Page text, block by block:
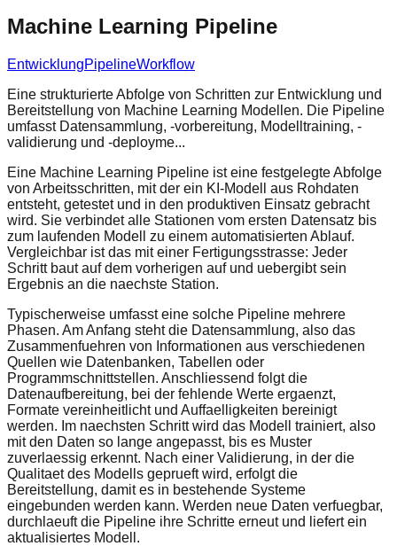
Machine Learning Pipeline
EntwicklungPipelineWorkflow
Eine strukturierte Abfolge von Schritten zur Entwicklung und
Bereitstellung von Machine Learning Modellen. Die Pipeline
umfasst Datensammlung, -vorbereitung, Modelltraining, -
validierung und -deployme...
Eine Machine Learning Pipeline ist eine festgelegte Abfolge
von Arbeitsschritten, mit der ein KI-Modell aus Rohdaten
entsteht, getestet und in den produktiven Einsatz gebracht
wird. Sie verbindet alle Stationen vom ersten Datensatz bis
zum laufenden Modell zu einem automatisierten Ablauf.
Vergleichbar ist das mit einer Fertigungsstrasse: Jeder
Schritt baut auf dem vorherigen auf und uebergibt sein
Ergebnis an die naechste Station.
Typischerweise umfasst eine solche Pipeline mehrere
Phasen. Am Anfang steht die Datensammlung, also das
Zusammenfuehren von Informationen aus verschiedenen
Quellen wie Datenbanken, Tabellen oder
Programmschnittstellen. Anschliessend folgt die
Datenaufbereitung, bei der fehlende Werte ergaenzt,
Formate vereinheitlicht und Auffaelligkeiten bereinigt
werden. Im naechsten Schritt wird das Modell trainiert, also
mit den Daten so lange angepasst, bis es Muster
zuverlaessig erkennt. Nach einer Validierung, in der die
Qualitaet des Modells geprueft wird, erfolgt die
Bereitstellung, damit es in bestehende Systeme
eingebunden werden kann. Werden neue Daten verfuegbar,
durchlaeuft die Pipeline ihre Schritte erneut und liefert ein
aktualisiertes Modell.